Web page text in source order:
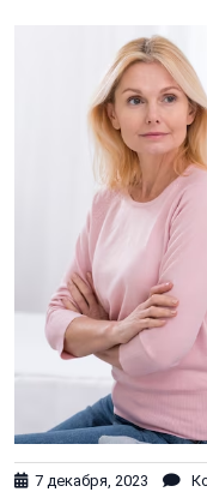
7 декабря, 2023